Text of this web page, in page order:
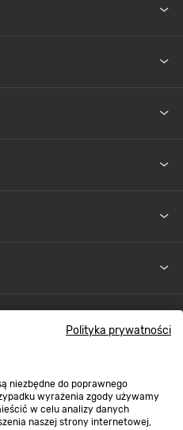
Polityka prywatności
niezbędne do poprawnego
wyrażenia zgody używamy
w celu analizy danych
naszej strony internetowej,